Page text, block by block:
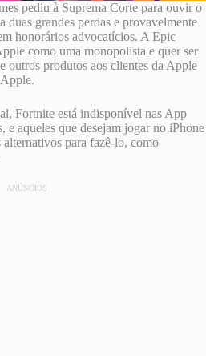
pediu à Suprema Corte para ouvir o
duas grandes perdas e provavelmente
honorários advocatícios. A ‌Epic
como uma monopolista e quer ser
outros produtos aos clientes da Apple
Fortnite está indisponível nas App
e aqueles que desejam jogar no iPhone
para fazê-lo, como
ANÚNCIOS